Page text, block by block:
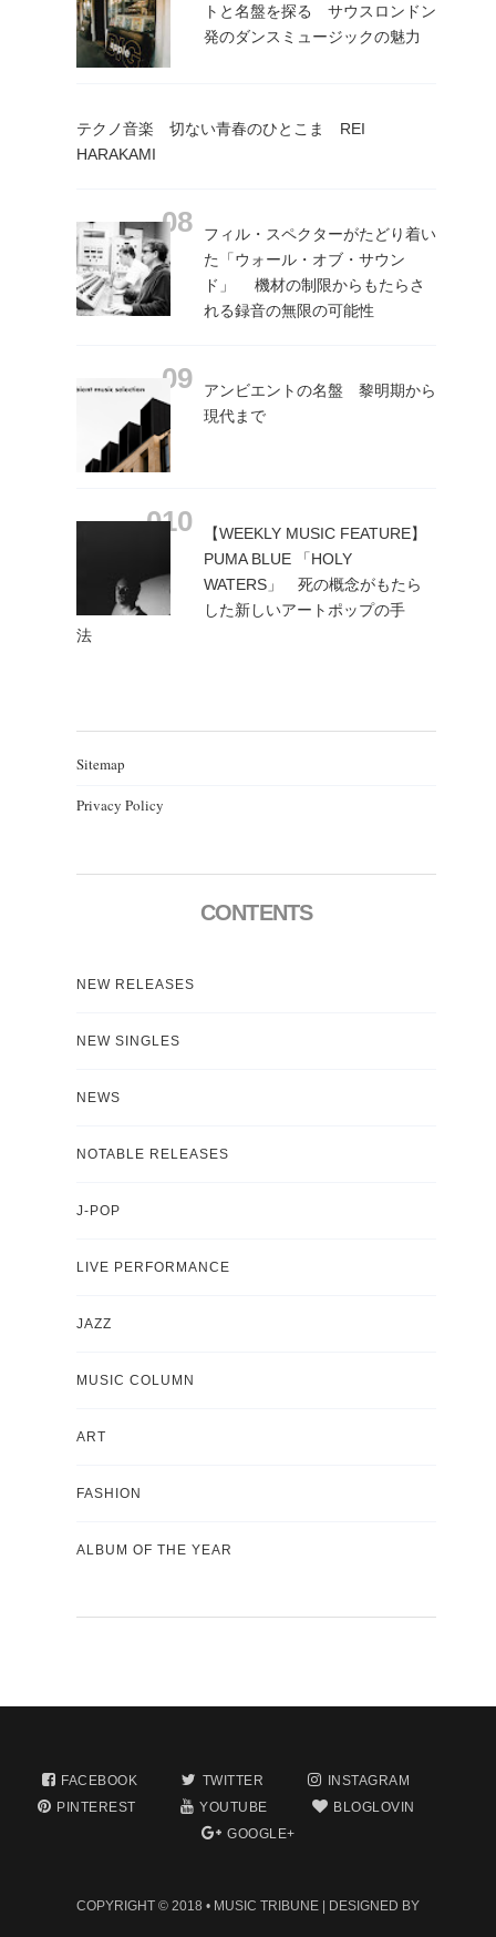
トと名盤を探る サウスロンドン
発のダンスミュージックの魅力
テクノ音楽 切ない青春のひとこま REI
HARAKAMI
フィル・スペクターがたどり着い
た「ウォール・オブ・サウン
ド」 機材の制限からもたらさ
れる録音の無限の可能性
アンビエントの名盤 黎明期から
現代まで
【WEEKLY MUSIC FEATURE】
PUMA BLUE 「HOLY
WATERS」 死の概念がもたら
した新しいアートポップの手
法
Sitemap
Privacy Policy
CONTENTS
NEW RELEASES
NEW SINGLES
NEWS
NOTABLE RELEASES
J-POP
LIVE PERFORMANCE
JAZZ
MUSIC COLUMN
ART
FASHION
ALBUM OF THE YEAR
FACEBOOK TWITTER
INSTAGRAM
PINTEREST
YOUTUBE
BLOGLOVIN
GOOGLE+
COPYRIGHT © 2018 • MUSIC TRIBUNE | DESIGNED BY